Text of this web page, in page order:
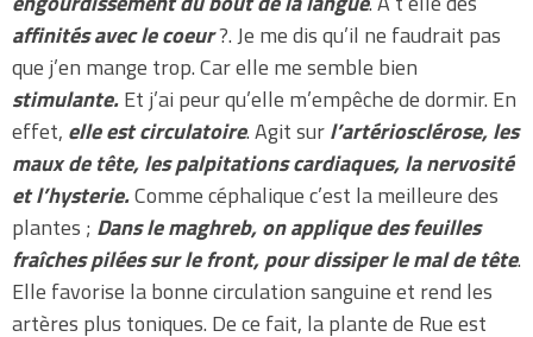
affinités avec le coeur?. Je me dis qu’il ne faudrait pas
que j’en mange trop. Car elle me semble bien
stimulante.Et j’ai peur qu’elle m’empêche de dormir. En
effet, elle est circulatoire. Agit surl’artériosclérose, les
maux de tête, les palpitations cardiaques, la nervosité
et l’hysterie.Comme céphalique c’est la meilleure des
plantes ; Dans le maghreb, on applique des feuilles
fraîches pilées sur le front, pour dissiper le mal de tête.
Elle favorise la bonne circulation sanguine et rend les
artères plus toniques. De ce fait, la plante de Rue est